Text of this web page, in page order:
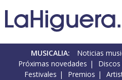
MUSICALIA: Noticias
Próximas novedades
Festivales
Premios